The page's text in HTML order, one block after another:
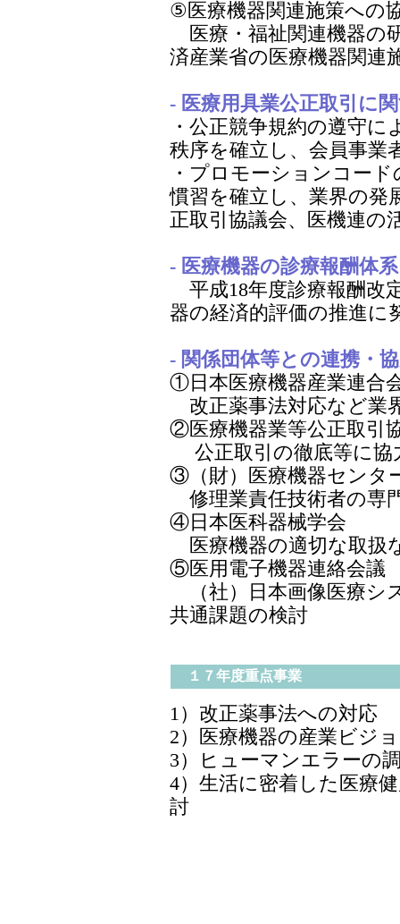
⑤医療機器関連施策への
医療・福祉関連機器の
済産業省の医療機器関連
- 医療用具業公正取引に
・公正競争規約の遵守
秩序を確立し、会員事業
・プロモーションコー
慣習を確立し、業界の発
正取引協議会、医機連
- 医療機器の診療報酬体
平成18年度診療報酬改
器の経済的評価の推進に
- 関係団体等との連携・
①日本医療機器産業連合
改正薬事法対応など業
②医療機器業等公正取引
公正取引の徹底等に協
③（財）医療機器センタ
修理業責任技術者の専
④日本医科器械学会
医療機器の適切な取扱
⑤医用電子機器連絡会議
（社）日本画像医療シ
共通課題の検討
１７年度重点事業
1）改正薬事法への対応
2）医療機器の産業ビジ
3）ヒューマンエラーの
4）生活に密着した医療
討